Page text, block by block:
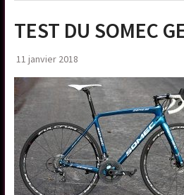
TEST DU SOMEC
11 janvier 2018